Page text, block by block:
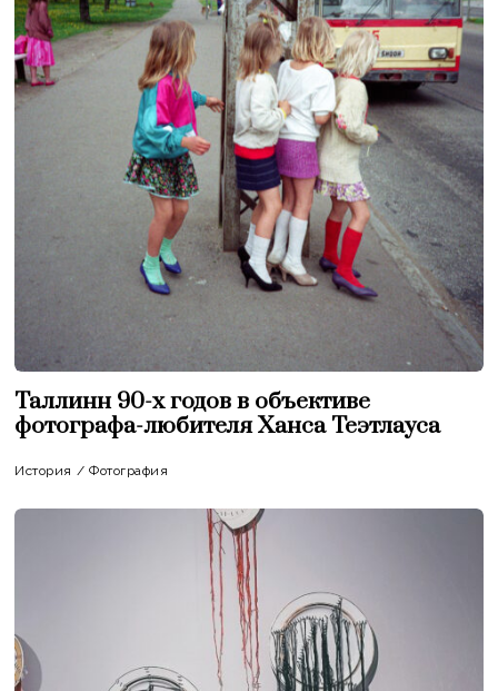
Таллинн 90-х годов в объективе
фотографа-любителя Ханса Теэтлауса
История / Фотография